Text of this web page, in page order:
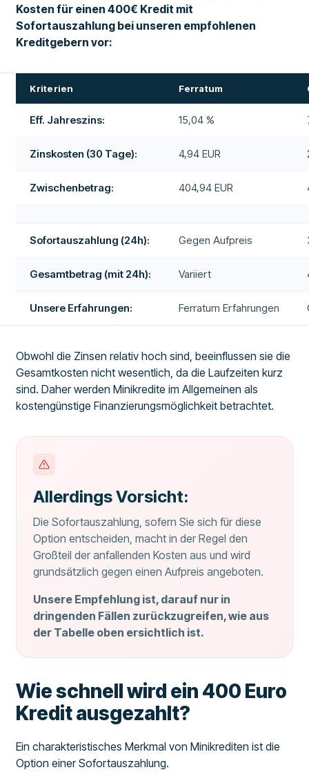
Kosten für einen 400€ Kredit mit
Sofortauszahlung bei unseren empfohlenen
Kreditgebern vor:
Kriterien Ferratum
Eff. Jahreszins: 15,04 %
Zinskosten (30 Tage): 4,94 EUR
Zwischenbetrag: 404,94 EUR
Sofortauszahlung (24h): Gegen Aufpreis
Gesamtbetrag (mit 24h): Variiert
Unsere Erfahrungen: Ferratum Erfahrungen
Obwohl die Zinsen relativ hoch sind, beeinflussen sie die
Gesamtkosten nicht wesentlich, da die Laufzeiten kurz
sind. Daher werden Minikredite im Allgemeinen als
kostengünstige Finanzierungsmöglichkeit betrachtet.
Allerdings Vorsicht:
Die Sofortauszahlung, sofern Sie sich für diese
Option entscheiden, macht in der Regel den
Großteil der anfallenden Kosten aus und wird
grundsätzlich gegen einen Aufpreis angeboten.
Unsere Empfehlung ist, darauf nur in
dringenden Fällen zurückzugreifen, wie aus
der Tabelle oben ersichtlich ist.
Wie schnell wird ein 400 Euro
Kredit ausgezahlt?
Ein charakteristisches Merkmal von Minikrediten ist die
Option einer Sofortauszahlung.